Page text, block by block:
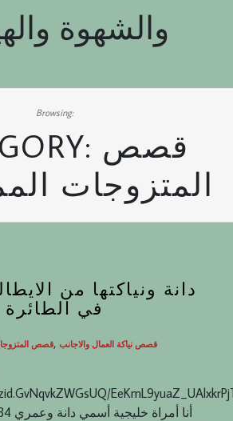
والشهوة
Browsing:
قصص
المتزوجات
دانة ونياكتها من
في الطائرة
قصص, قصص نياكة العمال والاجانب